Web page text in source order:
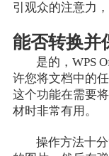
引观众的注意力
能否转换并
是的，WPS
许您将文档中的
这个功能在需要
材时非常有用。
操作方法十